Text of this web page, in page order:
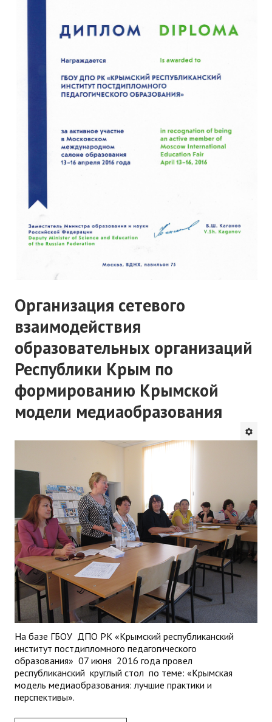
Организация сетевого
взаимодействия
образовательных организаций
Республики Крым по
формированию Крымской
модели медиаобразования
На базе ГБОУ ДПО РК «Крымский республиканский
институт постдипломного педагогического
образования» 07 июня 2016 года провел
республиканский круглый стол по теме: «Крымская
модель медиаобразования: лучшие практики и
перспективы».